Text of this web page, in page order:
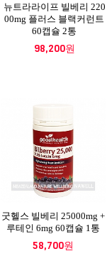
뉴트라라이프 빌베리 220
00mg 플러스 블랙커런트
60캡슐 2통
98,200원
굿헬스 빌베리 25000mg +
루테인 6mg 60캡슐 1통
58,700원